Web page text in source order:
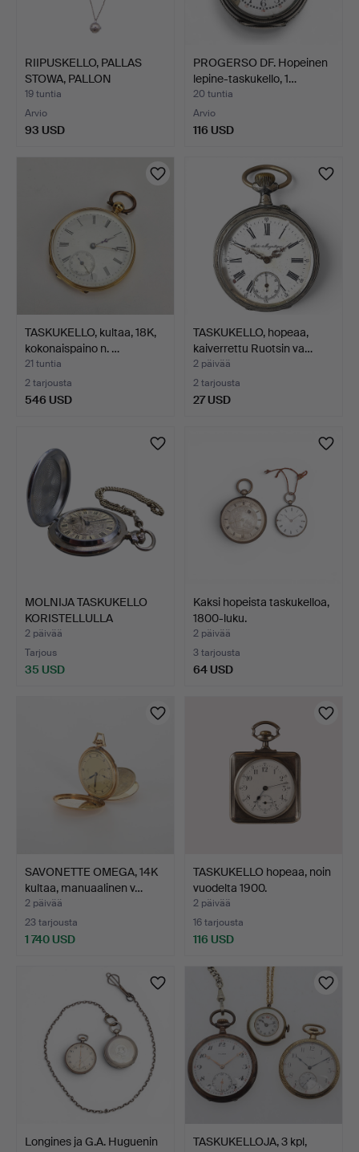
RIIPUSKELLO, PALLAS
STOWA, PALLON
MUOTOINE…
19 tuntia
Arvio
93 USD
PROGERSO DF. Hopeinen
lepine-taskukello, 1…
20 tuntia
Arvio
116 USD
TASKUKELLO, kultaa, 18K,
kokonaispaino n. …
21 tuntia
2 tarjousta
546 USD
TASKUKELLO, hopeaa,
kaiverrettu Ruotsin va…
2 päivää
2 tarjousta
27 USD
MOLNIJA TASKUKELLO
KORISTELLULLA
KELLOTAUL…
2 päivää
Tarjous
35 USD
Kaksi hopeista taskukelloa,
1800-luku.
2 päivää
3 tarjousta
64 USD
SAVONETTE OMEGA, 14K
kultaa, manuaalinen v…
2 päivää
23 tarjousta
1 740 USD
TASKUKELLO hopeaa, noin
vuodelta 1900.
2 päivää
16 tarjousta
116 USD
Longines ja G.A. Huguenin
TASKUKELLOJA, 3 kpl,